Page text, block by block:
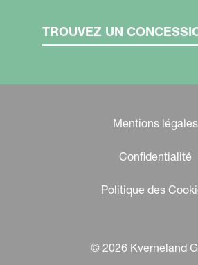
TROUVEZ UN
Mentions légales
Confidentialité
Politique des
© 2026 Kverneland